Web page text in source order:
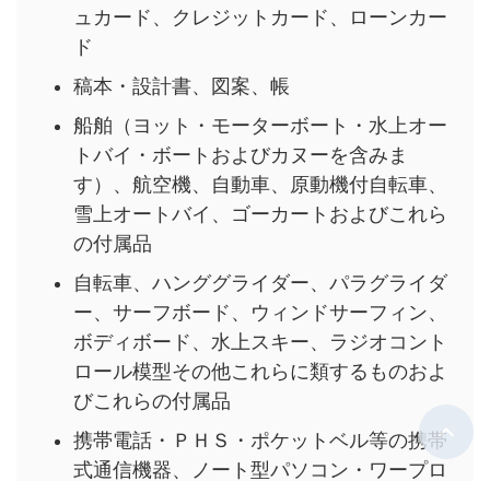
ュカード、クレジットカード、ローンカー
ド
稿本・設計書、図案、帳
船舶（ヨット・モーターボート・水上オー
トバイ・ボートおよびカヌーを含みま
す）、航空機、自動車、原動機付自転車、
雪上オートバイ、ゴーカートおよびこれら
の付属品
自転車、ハンググライダー、パラグライダ
ー、サーフボード、ウィンドサーフィン、
ボディボード、水上スキー、ラジオコント
ロール模型その他これらに類するものおよ
びこれらの付属品
携帯電話・ＰＨＳ・ポケットベル等の携帯
式通信機器、ノート型パソコン・ワープロ